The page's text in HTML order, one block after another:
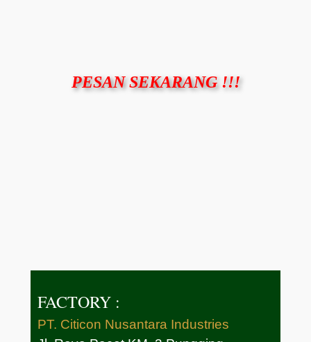
PESAN SEKARANG !!!
FACTORY :
PT. Citicon Nusantara Industries